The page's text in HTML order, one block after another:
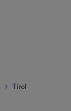
> Tirol